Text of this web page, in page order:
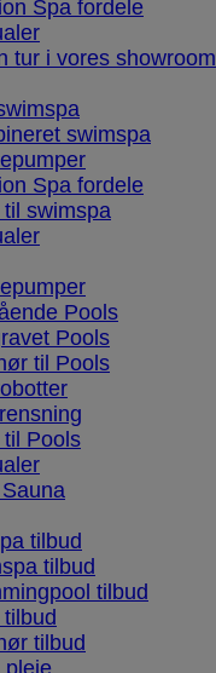
Spa fordele
tur i vores showroom
swimspa
Spa fordele
til swimspa
Pools
Pools
til Pools
til Pools
tilbud
tilbud
tilbud
tilbud